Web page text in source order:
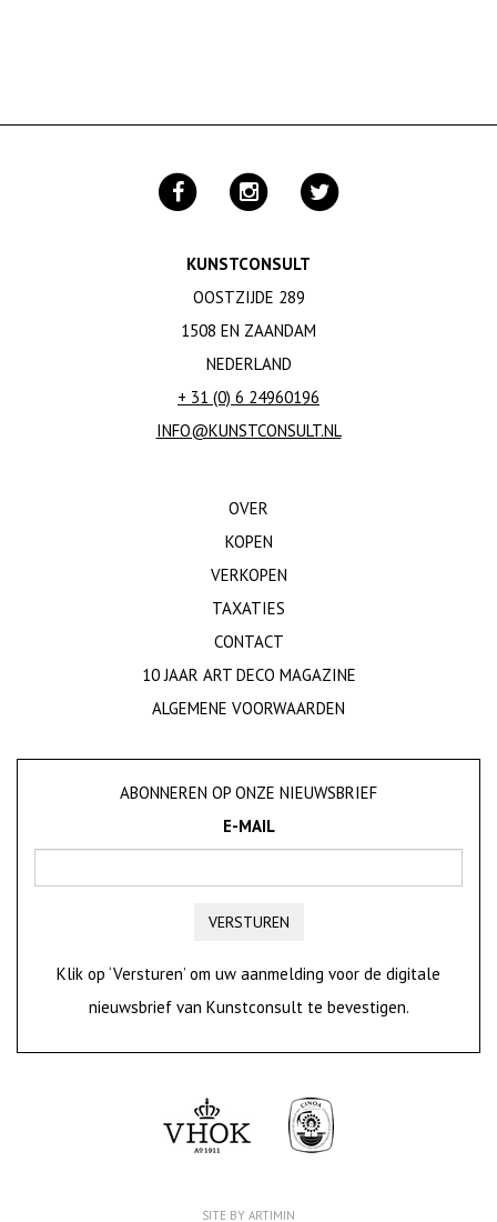
KUNSTCONSULT
OOSTZIJDE 289
1508 EN ZAANDAM
NEDERLAND
+ 31 (0) 6 24960196
INFO@KUNSTCONSULT.NL
OVER
KOPEN
VERKOPEN
TAXATIES
CONTACT
10 JAAR ART DECO MAGAZINE
ALGEMENE VOORWAARDEN
ABONNEREN OP ONZE NIEUWSBRIEF
E-MAIL
VERSTUREN
Klik op ‘Versturen’ om uw aanmelding voor de digitale
nieuwsbrief van Kunstconsult te bevestigen.
SITE BY ARTIMIN